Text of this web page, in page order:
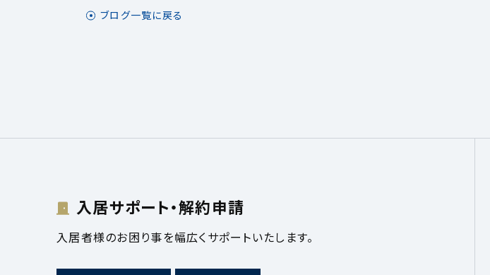
ブログ一覧に戻る
入居サポート・解約申請
入居者様のお困り事を幅広くサポートいたします。